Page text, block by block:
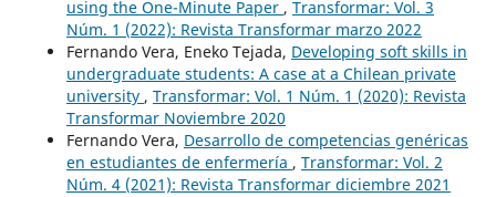
using the One-Minute Paper , Transformar: Vol. 3
Núm. 1 (2022): Revista Transformar marzo 2022
Fernando Vera, Eneko Tejada, Developing soft skills in
undergraduate students: A case at a Chilean private
university , Transformar: Vol. 1 Núm. 1 (2020): Revista
Transformar Noviembre 2020
Fernando Vera, Desarrollo de competencias genéricas
en estudiantes de enfermería , Transformar: Vol. 2
Núm. 4 (2021): Revista Transformar diciembre 2021